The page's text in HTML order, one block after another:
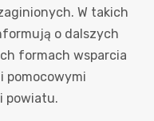
W takich
o dalszych
formach wsparcia
pomocowymi
powiatu.